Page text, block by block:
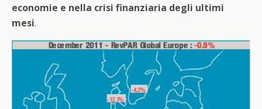
economie e nella crisi finanziaria degli ultimi
mesi.